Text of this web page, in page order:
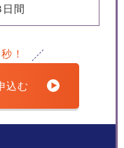
間
！
込む